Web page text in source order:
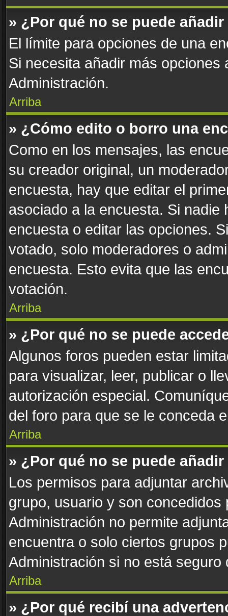
» ¿Por qué no se puede
El límite para opciones de una
Si necesita añadir más
Administración.
Arriba
» ¿Cómo edito o borro una
Como en los mensajes, las
su creador original, un
encuesta, hay que editar el
asociado a la encuesta. Si
encuesta o editar las opciones.
votado, solo moderadores o
encuesta. Esto evita que las
votación.
Arriba
» ¿Por qué no se puede
Algunos foros pueden estar
para visualizar, leer, publicar o
autorización especial.
del foro para que se le conceda
Arriba
» ¿Por qué no se puede
Los permisos para adjuntar
grupo, usuario y son concedidos
Administración no permite
encuentra o solo ciertos grupos
Administración si no está
Arriba
» ¿Por qué recibí una